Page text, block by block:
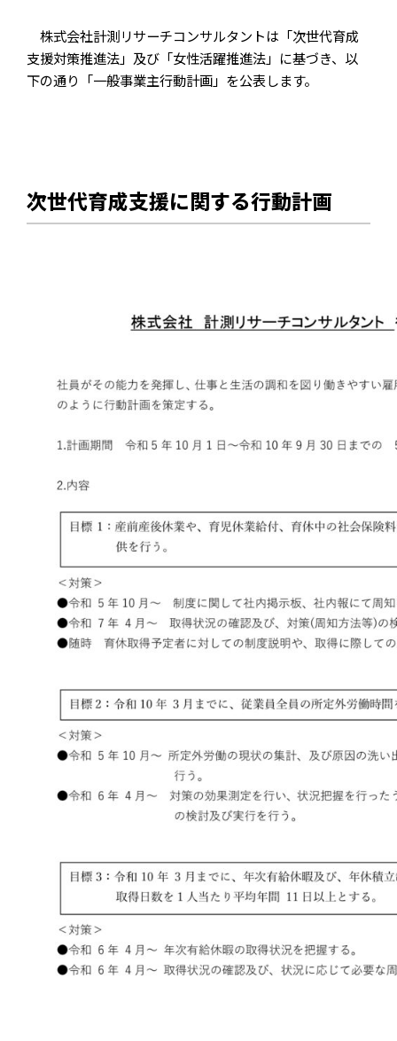
株式会社計測リサーチコンサルタントは「次世代育成
支援対策推進法」及び「女性活躍推進法」に基づき、以
下の通り「一般事業主行動計画」を公表します。
次世代育成支援に関する行動計画